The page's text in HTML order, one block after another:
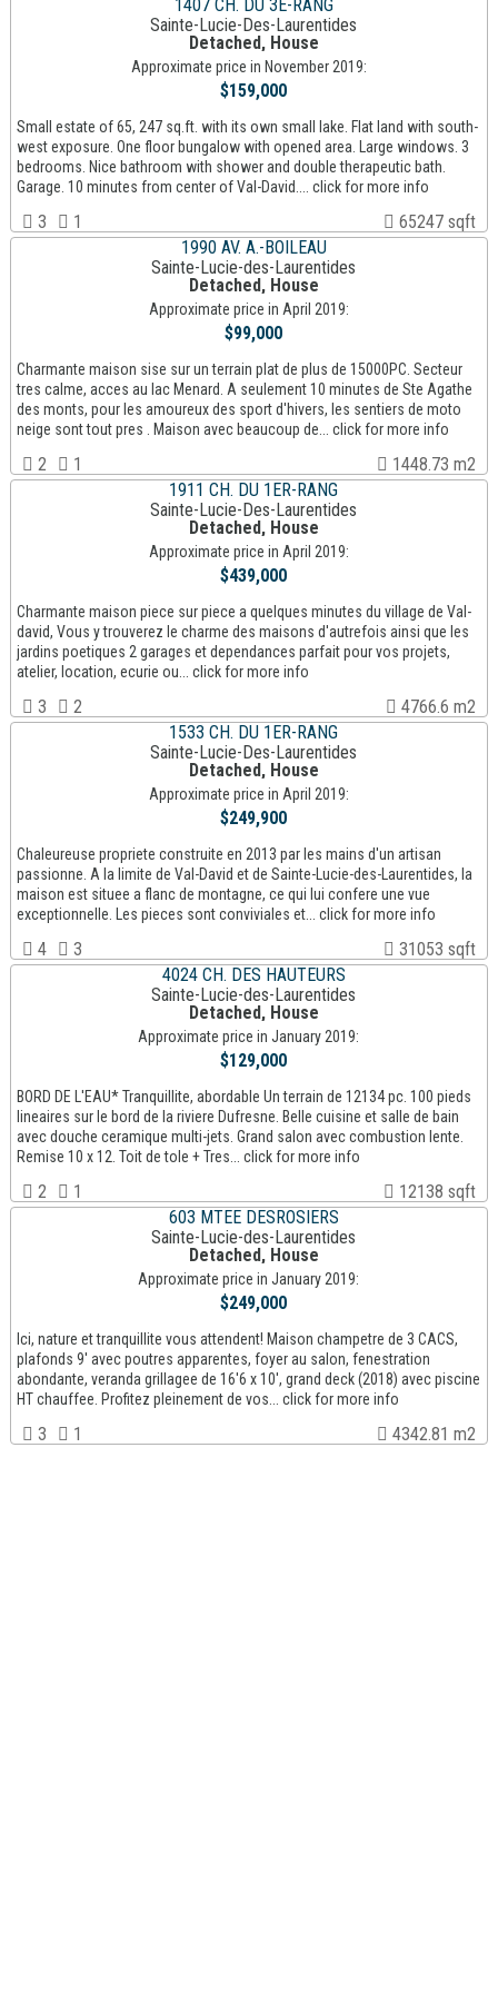
1407 CH. DU 3E-RANG
Sainte-Lucie-Des-Laurentides
Detached, House
Approximate price in November 2019:
$159,000
Small estate of 65, 247 sq.ft. with its own small lake. Flat land with south-
west exposure. One floor bungalow with opened area. Large windows. 3
bedrooms. Nice bathroom with shower and double therapeutic bath.
Garage. 10 minutes from center of Val-David.... click for more info
3 1
65247 sqft
1990 AV. A.-BOILEAU
Sainte-Lucie-des-Laurentides
Detached, House
Approximate price in April 2019:
$99,000
Charmante maison sise sur un terrain plat de plus de 15000PC. Secteur
tres calme, acces au lac Menard. A seulement 10 minutes de Ste Agathe
des monts, pour les amoureux des sport d'hivers, les sentiers de moto
neige sont tout pres . Maison avec beaucoup de... click for more info
2 1
1448.73 m2
1911 CH. DU 1ER-RANG
Sainte-Lucie-Des-Laurentides
Detached, House
Approximate price in April 2019:
$439,000
Charmante maison piece sur piece a quelques minutes du village de Val-
david, Vous y trouverez le charme des maisons d'autrefois ainsi que les
jardins poetiques 2 garages et dependances parfait pour vos projets,
atelier, location, ecurie ou... click for more info
3 2
4766.6 m2
1533 CH. DU 1ER-RANG
Sainte-Lucie-Des-Laurentides
Detached, House
Approximate price in April 2019:
$249,900
Chaleureuse propriete construite en 2013 par les mains d'un artisan
passionne. A la limite de Val-David et de Sainte-Lucie-des-Laurentides, la
maison est situee a flanc de montagne, ce qui lui confere une vue
exceptionnelle. Les pieces sont conviviales et... click for more info
4 3
31053 sqft
4024 CH. DES HAUTEURS
Sainte-Lucie-des-Laurentides
Detached, House
Approximate price in January 2019:
$129,000
BORD DE L'EAU* Tranquillite, abordable Un terrain de 12134 pc. 100 pieds
lineaires sur le bord de la riviere Dufresne. Belle cuisine et salle de bain
avec douche ceramique multi-jets. Grand salon avec combustion lente.
Remise 10 x 12. Toit de tole + Tres... click for more info
2 1
12138 sqft
603 MTEE DESROSIERS
Sainte-Lucie-des-Laurentides
Detached, House
Approximate price in January 2019:
$249,000
Ici, nature et tranquillite vous attendent! Maison champetre de 3 CACS,
plafonds 9' avec poutres apparentes, foyer au salon, fenestration
abondante, veranda grillagee de 16'6 x 10', grand deck (2018) avec piscine
HT chauffee. Profitez pleinement de vos... click for more info
3 1 4342.81 m2